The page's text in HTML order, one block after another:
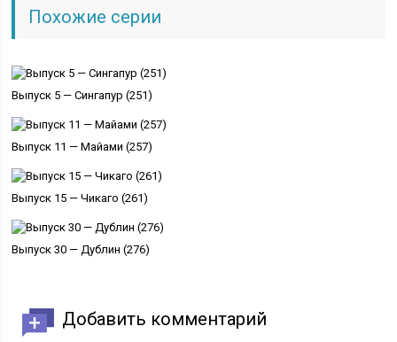
Похожие серии
Выпуск 5 — Сингапур (251)
Выпуск 11 — Майами (257)
Выпуск 15 — Чикаго (261)
Выпуск 30 — Дублин (276)
Добавить комментарий